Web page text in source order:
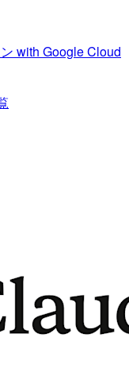
with Google Cloud